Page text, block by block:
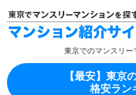
東京でのマンスリー
【最安】東京
格安ラン